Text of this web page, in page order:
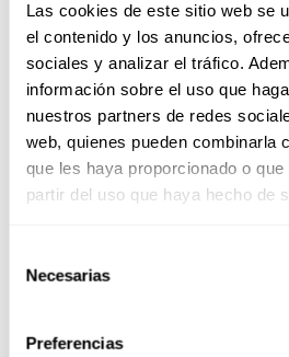
Las cookies de este sitio web se
el contenido y los anuncios,
sociales y analizar el tráfico.
información sobre el uso que
nuestros partners de redes
web, quienes pueden combinarla
que les haya proporcionado o
partir del uso que haya hecho de
Necesarias
Preferencias